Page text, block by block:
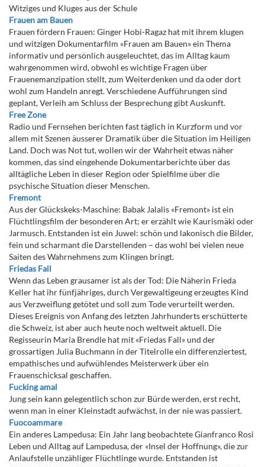
Witziges und Kluges aus der Schule
Frauen am Bauen
Frauen fördern Frauen: Ginger Hobi-Ragaz hat mit ihrem klugen
und witzigen Dokumentarfilm «Frauen am Bauen» ein Thema
informativ und persönlich ausgeleuchtet, das im Alltag kaum
wahrgenommen wird, obwohl es wichtige Fragen über
Frauenemanzipation stellt, zum Weiterdenken und da oder dort
wohl zum Handeln anregt. Verschiedene Aufführungen sind
geplant, Verleih am Schluss der Besprechung gibt Auskunft.
Free Zone
Radio und Fernsehen berichten fast täglich in Kurzform und vor
allem mit Szenen äusserer Dramatik über die Situation im Heiligen
Land. Doch was Not tut, wollen wir der Wahrheit etwas näher
kommen, das sind eingehende Dokumentarberichte über das
alltägliche Leben in dieser Region oder Spielfilme über die
psychische Situation dieser Menschen.
Fremont
Aus der Glückskeks-Maschine: Babak Jalalis «Fremont» ist ein
Flüchtlingsfilm der besonderen Art; er erzählt wie Kaurismäki oder
Jarmusch. Entstanden ist ein Juwel: schön und lakonisch die Bilder,
fein und scharmant die Darstellenden – das wohl bei vielen neue
Saiten des Wahrnehmens zum Klingen bringt.
Friedas Fall
Wenn das Leben grausamer ist als der Tod: Die Näherin Frieda
Keller hat ihr fünfjähriges, durch Vergewaltigeung erzeugtes Kind
aus Verzweiflung getötet und soll zum Tode verurteilt werden.
Dieses Ereignis von Anfang des letzten Jahrhunderts erschütterte
die Schweiz, ist aber auch heute noch weltweit aktuell. Die
Regisseurin Maria Brendle hat mit «Friedas Fall» und der
grossartigen Julia Buchmann in der Titelrolle ein differenziertest,
empathisches und aufwühlendes Meisterwerk über ein
Frauenschicksal geschaffen.
Fucking amal
Jung sein kann gelegentlich schon zur Bürde werden, erst recht,
wenn man in einer Kleinstadt aufwächst, in der nie was passiert.
Fuocoammare
Ein anderes Lampedusa: Ein Jahr lang beobachtete Gianfranco Rosi
Leben und Alltag auf Lampedusa, der «Insel der Hoffnung», die zur
Anlaufstelle unzähliger Flüchtlinge wurde. Entstanden ist